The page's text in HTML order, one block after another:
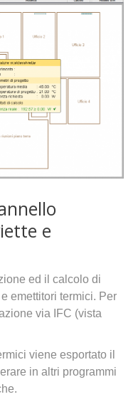
e
ed il calcolo di
emettitori termici. Per
via IFC (vista
viene esportato il
in altri programmi